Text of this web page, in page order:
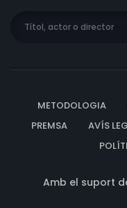
METODOLOGIA
PREMSA
AVÍS
Amb el suport